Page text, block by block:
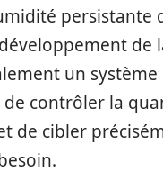
de
un système
contrôler la
de cibler